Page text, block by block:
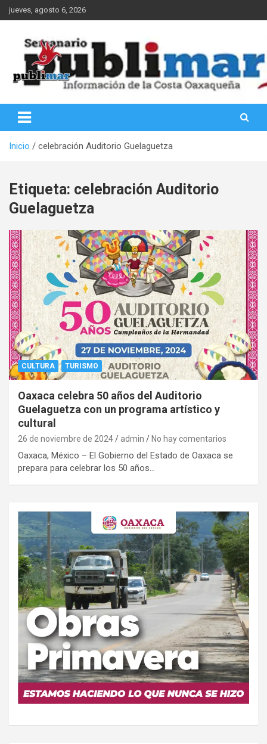
Saltar
al
jueves, agosto 6, 2026
PubliMar
Inicio celebración Auditorio Guelaguetza
Etiqueta: celebración Auditorio
Guelaguetza
CULTURA TURISMO
Oaxaca celebra 50 años del Auditorio
Guelaguetza con un programa artístico y
cultural
26 de noviembre de 2024 admin No hay comentarios
Oaxaca, México – El Gobierno del Estado de Oaxaca se
prepara para celebrar los 50 años…